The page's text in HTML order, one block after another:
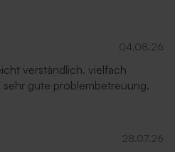
04.08.26
verständlich. vielfach
gute problembetreuung.
28.07.26